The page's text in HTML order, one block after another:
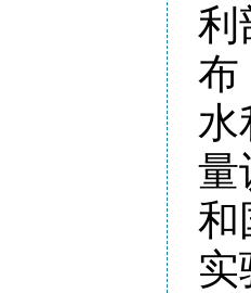
利
布
水
量
和
实